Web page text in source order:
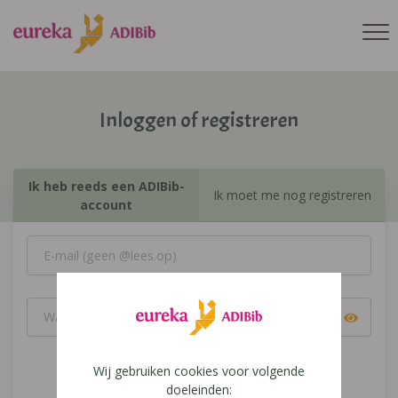
Inloggen of registreren
Ik heb reeds een ADIBib-
account
Ik moet me nog registreren
Inloggen
Wij gebruiken cookies voor volgende
doeleinden: